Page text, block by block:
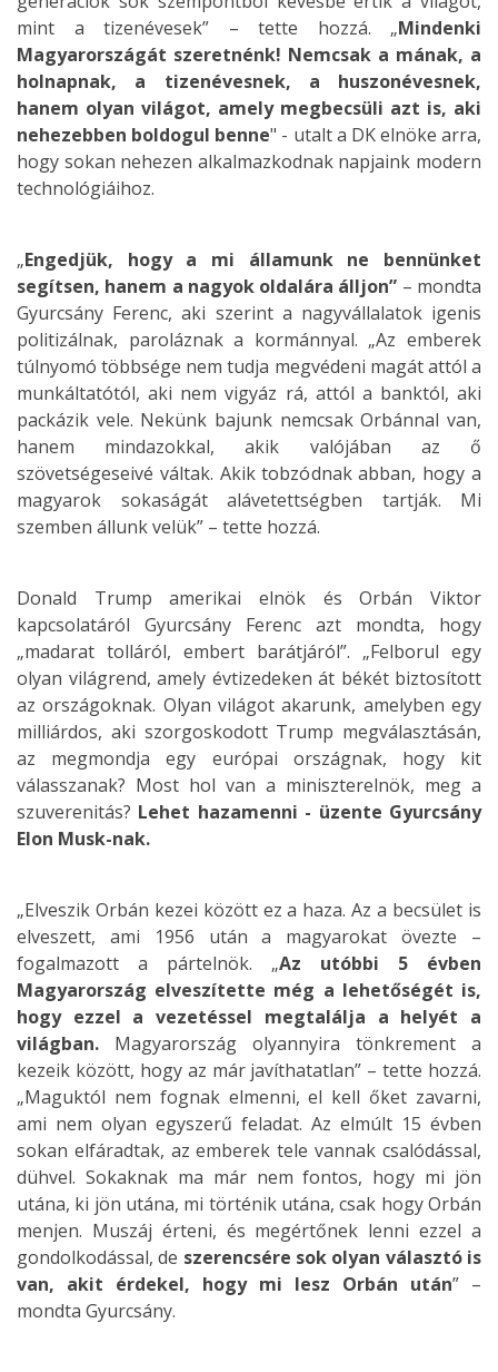
mint a tizenévesek” – tette hozzá. „Mindenki
Magyarországát szeretnénk! Nemcsak a mának, a
holnapnak, a tizenévesnek, a huszonévesnek,
hanem olyan világot, amely megbecsüli azt is, aki
nehezebben boldogul benne" - utalt a DK elnöke arra,
hogy sokan nehezen alkalmazkodnak napjaink modern
technológiáihoz.
„Engedjük, hogy a mi államunk ne bennünket
segítsen, hanem a nagyok oldalára álljon” – mondta
Gyurcsány Ferenc, aki szerint a nagyvállalatok igenis
politizálnak, paroláznak a kormánnyal. „Az emberek
túlnyomó többsége nem tudja megvédeni magát attól a
munkáltatótól, aki nem vigyáz rá, attól a banktól, aki
packázik vele. Nekünk bajunk nemcsak Orbánnal van,
hanem mindazokkal, akik valójában az ő
szövetségeseivé váltak. Akik tobzódnak abban, hogy a
magyarok sokaságát alávetettségben tartják. Mi
szemben állunk velük” – tette hozzá.
Donald Trump amerikai elnök és Orbán Viktor
kapcsolatáról Gyurcsány Ferenc azt mondta, hogy
„madarat tolláról, embert barátjáról”. „Felborul egy
olyan világrend, amely évtizedeken át békét biztosított
az országoknak. Olyan világot akarunk, amelyben egy
milliárdos, aki szorgoskodott Trump megválasztásán,
az megmondja egy európai országnak, hogy kit
válasszanak? Most hol van a miniszterelnök, meg a
szuverenitás? Lehet hazamenni - üzente Gyurcsány
Elon Musk-nak.
„Elveszik Orbán kezei között ez a haza. Az a becsület is
elveszett, ami 1956 után a magyarokat övezte –
fogalmazott a pártelnök. „Az utóbbi 5 évben
Magyarország elveszítette még a lehetőségét is,
hogy ezzel a vezetéssel megtalálja a helyét a
világban. Magyarország olyannyira tönkrement a
kezeik között, hogy az már javíthatatlan” – tette hozzá.
„Maguktól nem fognak elmenni, el kell őket zavarni,
ami nem olyan egyszerű feladat. Az elmúlt 15 évben
sokan elfáradtak, az emberek tele vannak csalódással,
dühvel. Sokaknak ma már nem fontos, hogy mi jön
utána, ki jön utána, mi történik utána, csak hogy Orbán
menjen. Muszáj érteni, és megértőnek lenni ezzel a
gondolkodással, de szerencsére sok olyan választó is
van, akit érdekel, hogy mi lesz Orbán után” –
mondta Gyurcsány.